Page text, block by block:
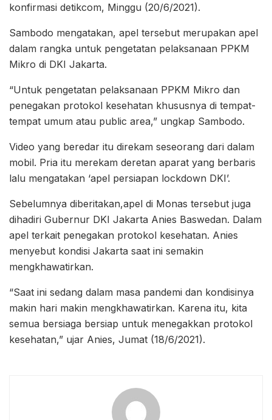
konfirmasi detikcom, Minggu (20/6/2021).
Sambodo mengatakan, apel tersebut merupakan apel
dalam rangka untuk pengetatan pelaksanaan PPKM
Mikro di DKI Jakarta.
“Untuk pengetatan pelaksanaan PPKM Mikro dan
penegakan protokol kesehatan khususnya di tempat-
tempat umum atau public area,” ungkap Sambodo.
Video yang beredar itu direkam seseorang dari dalam
mobil. Pria itu merekam deretan aparat yang berbaris
lalu mengatakan ‘apel persiapan lockdown DKI’.
Sebelumnya diberitakan,apel di Monas tersebut juga
dihadiri Gubernur DKI Jakarta Anies Baswedan. Dalam
apel terkait penegakan protokol kesehatan. Anies
menyebut kondisi Jakarta saat ini semakin
mengkhawatirkan.
“Saat ini sedang dalam masa pandemi dan kondisinya
makin hari makin mengkhawatirkan. Karena itu, kita
semua bersiaga bersiap untuk menegakkan protokol
kesehatan,” ujar Anies, Jumat (18/6/2021).